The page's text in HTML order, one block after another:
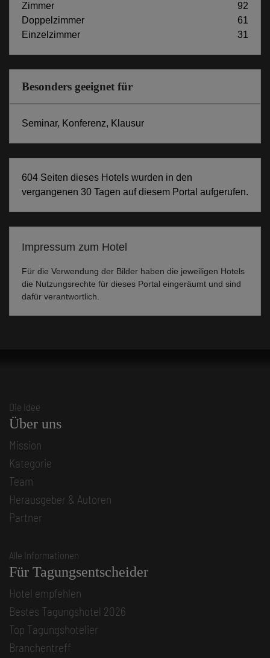
Zimmer
92
Doppelzimmer
61
Einzelzimmer
31
Besonders geeignet für
Seminar, Konferenz, Klausur
604 Seiten dieses Hotels wurden in den
vergangenen 30 Tagen auf diesem Portal aufgerufen.
Impressum zum Hotel
Für die Verwendung der Bilder haben die jeweiligen Hotels
die Nutzungsrechte für dieses Portal eingeräumt und sind
dafür verantwortlich.
Die Idee
Über uns
Mission
Kategorie
Team
Herausgeber & Autoren
Partner
Alle Informationen
Für Tagungsentscheider
Hotel empfehlen
Bestes Tagungshotel 2026
Top Tagungshotelier
Branchentreff